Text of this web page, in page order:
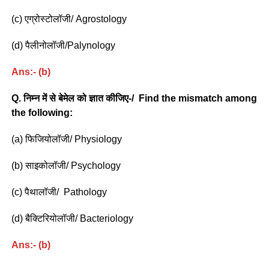
(c) एग्रोस्टोलॉजी/ Agrostology
(d) पैलीनोलॉजी/Palynology
Ans:- (b)
Q. निम्न में से बेमेल को ज्ञात कीजिए-/ Find the mismatch among
the following:
(a) फिजियोलॉजी/ Physiology
(b) साइकोलॉजी/ Psychology
(c) पैथालॉजी/ Pathology
(d) बैक्टिरियोलॉजी/ Bacteriology
Ans:- (b)